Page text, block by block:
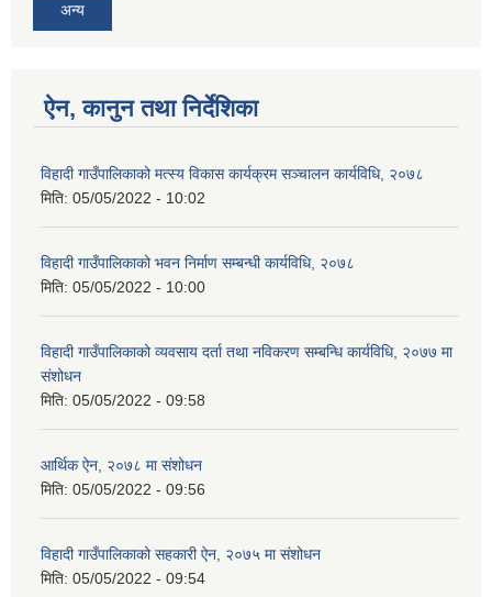
अन्य
ऐन, कानुन तथा निर्देशिका
विहादी गाउँपालिकाको मत्स्य विकास कार्यक्रम सञ्चालन कार्यविधि, २०७८
मिति: 05/05/2022 - 10:02
विहादी गाउँपालिकाको भवन निर्माण सम्बन्धी कार्यविधि, २०७८
मिति: 05/05/2022 - 10:00
विहादी गाउँपालिकाको व्यवसाय दर्ता तथा नविकरण सम्बन्धि कार्यविधि, २०७७ मा
संशोधन
मिति: 05/05/2022 - 09:58
आर्थिक ऐन, २०७८ मा संशोधन
मिति: 05/05/2022 - 09:56
विहादी गाउँपालिकाको सहकारी ऐन, २०७५ मा संशोधन
मिति: 05/05/2022 - 09:54